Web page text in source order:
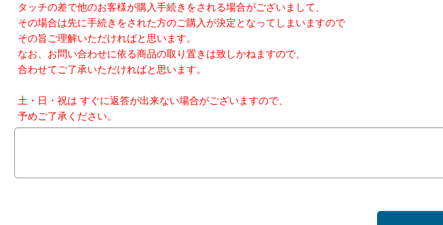
タッチの差で他のお客様が購入手続きをされる場合がございまして、
その場合は先に手続きをされた方のご購入が決定となってしまいますので
その旨ご理解いただければと思います。
なお、お問い合わせに依る商品の取り置きは致しかねますので、
合わせてご了承いただければと思います。
土・日・祝は すぐに返答が出来ない場合がございますので、
予めご了承ください。